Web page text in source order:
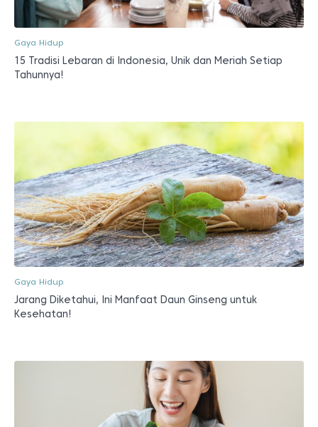
Gaya Hidup
15 Tradisi Lebaran di Indonesia, Unik dan Meriah Setiap
Tahunnya!
Gaya Hidup
Jarang Diketahui, Ini Manfaat Daun Ginseng untuk
Kesehatan!